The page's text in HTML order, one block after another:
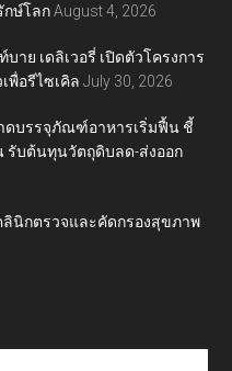
ษ์โลก August 4, 2026
าย เดลิเวอรี่ เปิดตัวโครงการ
พื่อรีไซเคิล July 30, 2026
าดบรรจุภัณฑ์อาหารเริ่มฟื้น ชี้
รับต้นทุนวัตถุดิบลด-ส่งออก
ลินิกตรวจและคัดกรองสุขภาพ